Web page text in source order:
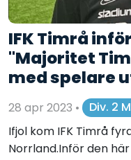
IFK Timrå
"Majoritet
med spelare
28 apr 2023 •
Div. 2
Ifjol kom IFK Timrå
Norrland.Inför den